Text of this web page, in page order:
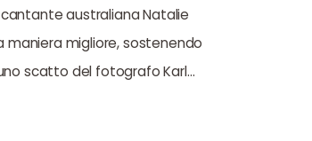
australiana Natalie
maniera migliore, sostenendo
scatto del fotografo Karl…